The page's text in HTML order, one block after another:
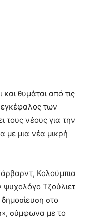
θυμάται από τις
εγκέφαλος των
τους νέους για την
με μια νέα μικρή
Κολούμπια
ψυχολόγο Τζούλιετ
στο
σύμφωνα με το